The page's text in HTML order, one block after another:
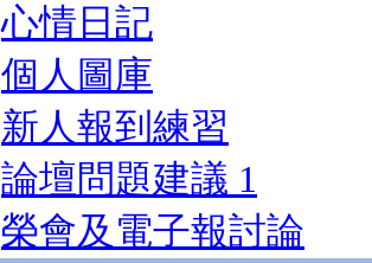
心情日記
個人圖庫
新人報到練習
論壇問題建議 1
榮會及電子報討論